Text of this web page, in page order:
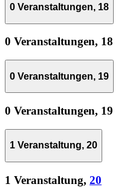
0 Veranstaltungen, 18
0 Veranstaltungen, 18
0 Veranstaltungen, 19
0 Veranstaltungen, 19
1 Veranstaltung, 20
1 Veranstaltung, 20